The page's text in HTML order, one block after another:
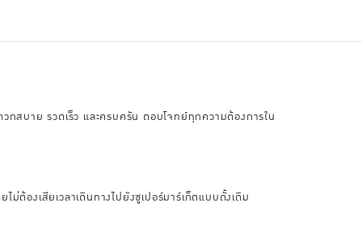
กสบาย รวดเร็ว และครบครัน ตอบโจทย์ทุกความต้องการใน
ต้องเสียเวลาเดินทางไปยังซูเปอร์มาร์เก็ตแบบดั้งเดิม